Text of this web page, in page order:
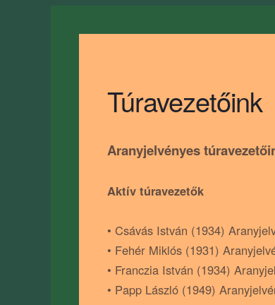
Túravezetőink
Aranyjelvényes
Aktív túravezetők
• Csávás István (1934)
• Fehér Miklós (1931)
• Franczia István (1934)
• Papp László (1949)